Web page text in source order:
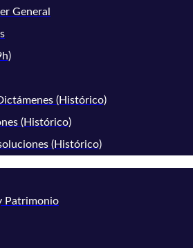
General
(Histórico)
(Histórico)
(Histórico)
Patrimonio